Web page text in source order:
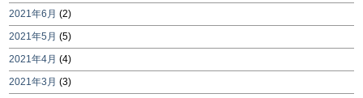
2021年6月 (2)
2021年5月 (5)
2021年4月 (4)
2021年3月 (3)